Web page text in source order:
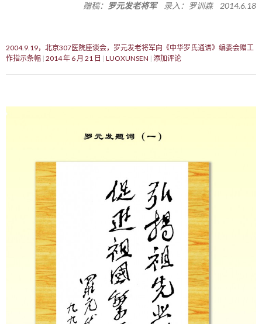
赠稿： 罗元发老将军录入：罗训森 2014.6.18
2004.9.19，北京307医院座谈会，罗元发老将军向《中华罗氏通谱》编委会赠工
作指示条幅 2014 年 6 月 21 日 LUOXUNSEN 添加评论